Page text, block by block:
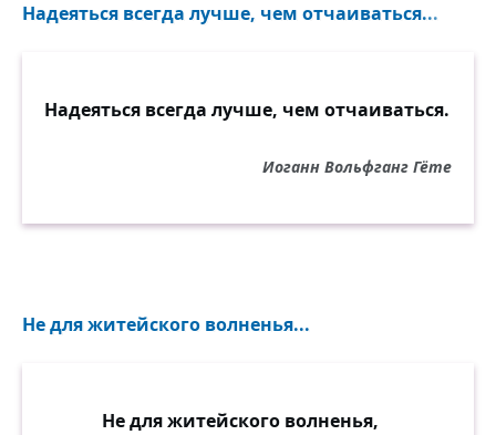
Надеяться всегда лучше, чем отчаиваться...
Надеяться всегда лучше, чем отчаиваться.
Иоганн Вольфганг Гёте
Не для житейского волненья...
Не для житейского волненья,